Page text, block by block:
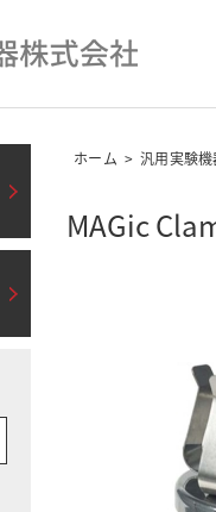
ホーム > 汎用実験機
MAGic